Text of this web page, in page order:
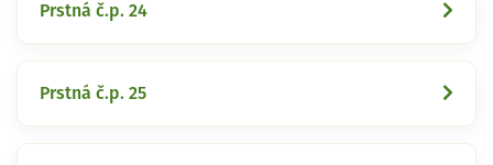
Prstná č.p. 24
Prstná č.p. 25